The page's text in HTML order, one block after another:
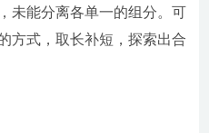
未能分离各单一的组分。可
方式，取长补短，探索出合